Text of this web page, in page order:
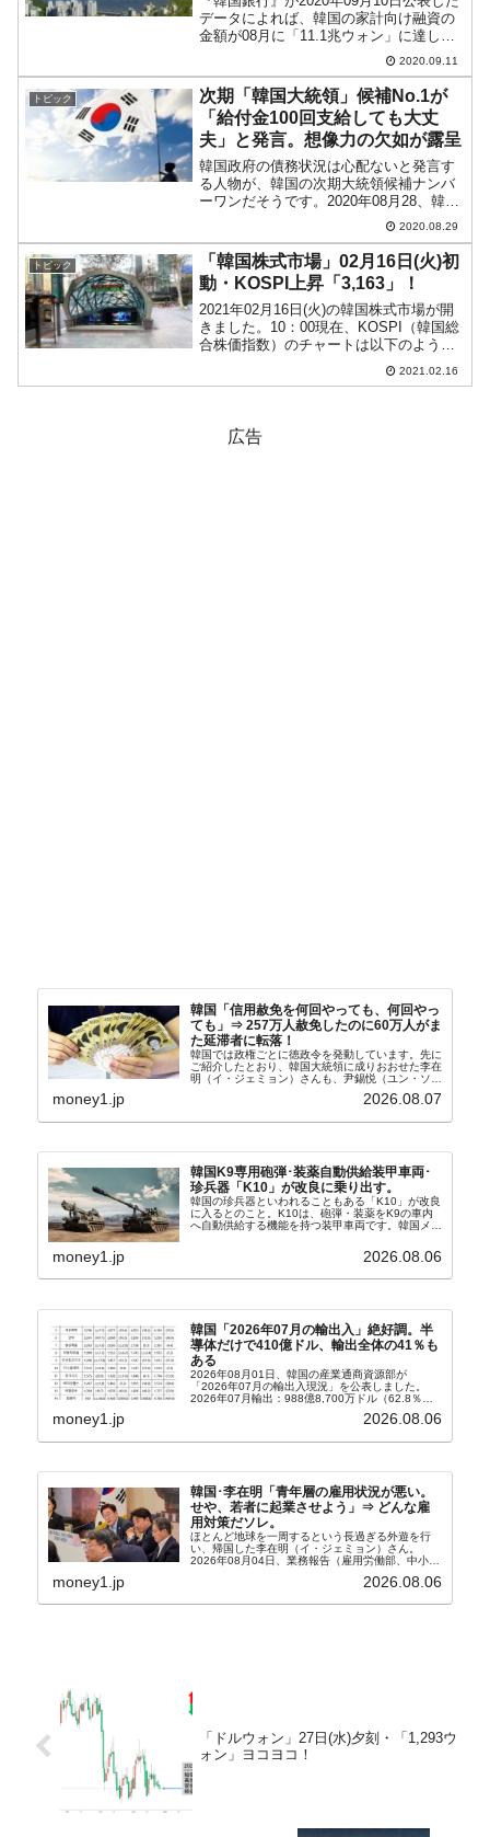
データによれば、韓国の家計向け融資の
金額が08月に「11.1兆ウォン」に達しま
した。単月融資金額としては過去最大で
す。融資というのは「返済しなければな
らない借金」です。住宅ローン：6.1兆ウ
ォン（...
2020.09.11
トピック
次期「韓国大統領」候補No.1が
「給付金100回支給しても大丈
夫」と発言。想像力の欠如が露呈
韓国政府の債務状況は心配ないと発言す
る人物が、韓国の次期大統領候補ナンバ
ーワンだそうです。2020年08月28、韓国
メディア『朝鮮日報』に見逃せない記事
が出ました。李在明（イ・ジェミョン）
京畿道知事の発言を取り上げたもので
す。以下に引用しま...
2020.08.29
トピック
「韓国株式市場」02月16日(火)初
動・KOSPI上昇「3,163」！
2021年02月16日(火)の韓国株式市場が開
きました。10：00現在、KOSPI（韓国総
合株価指数）のチャートは以下のように
『Investing.com』より引用）。ギャップ
2021.02.16
広告
韓国「信用赦免を何回やっても、何回やっ
ても」⇒ 257万人赦免したのに60万人がま
た延滞者に転落！
韓国では政権ごとに徳政令を発動しています。先に
ご紹介したとおり、韓国大統領に成りおおせた李在
明（イ・ジェミョン）さんも、尹錫悦（ユン・ソギ
バンクにして不良債権の買い取りを行い、分割償還
money1.jp 2026.08.07
韓国K9専用砲弾･装薬自動供給装甲車両･
珍兵器「K10」が改良に乗り出す。
韓国の珍兵器といわれることもある「K10」が改良
に入るとのこと。K10は、砲弾・装薬をK9の車内
へ自動供給する機能を持つ装甲車両です。韓国メデ
から以下に一部を引きます。2005年に初めて...
money1.jp 2026.08.06
韓国「2026年07月の輸出入」絶好調。半
導体だけで410億ドル、輸出全体の41％も
ある
2026年08月01日、韓国の産業通商資源部が
「2026年07月の輸出入現況」を公表しました。
2026年07月輸出：988億8,700万ドル（62.8％）
money1.jp 2026.08.06
韓国･李在明「青年層の雇用状況が悪い。
せや、若者に起業させよう」⇒ どんな雇
用対策だソレ。
ほとんど地球を一周するという長過ぎる外遊を行
い、帰国した李在明（イ・ジェミョン）さん。
2026年08月04日、業務報告（雇用労働部、中小ベ
上、韓国大統領に成りおおせた李在明（イ・ジェミ
money1.jp 2026.08.06
「ドルウォン」27日(水)夕刻・「1,293ウ
ォン」ヨコヨコ！